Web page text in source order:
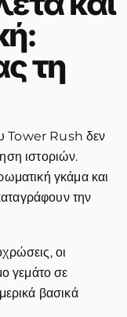
τη
Tower Rush δεν
ιστοριών.
γκάμα και
την
οι
γεμάτο σε
βασικά